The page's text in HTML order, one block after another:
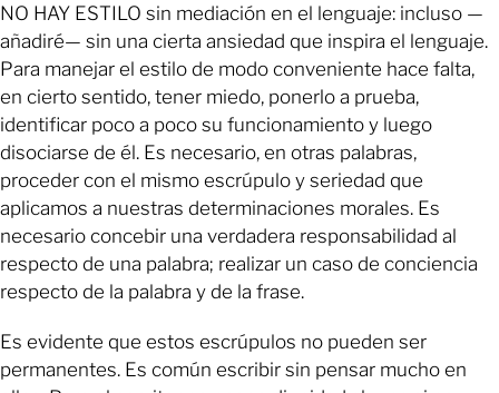
NO HAY ESTILO sin mediación en el lenguaje: incluso —
añadiré— sin una cierta ansiedad que inspira el lenguaje.
Para manejar el estilo de modo conveniente hace falta,
en cierto sentido, tener miedo, ponerlo a prueba,
identificar poco a poco su funcionamiento y luego
disociarse de él. Es necesario, en otras palabras,
proceder con el mismo escrúpulo y seriedad que
aplicamos a nuestras determinaciones morales. Es
necesario concebir una verdadera responsabilidad al
respecto de una palabra; realizar un caso de conciencia
respecto de la palabra y de la frase.
Es evidente que estos escrúpulos no pueden ser
permanentes. Es común escribir sin pensar mucho en